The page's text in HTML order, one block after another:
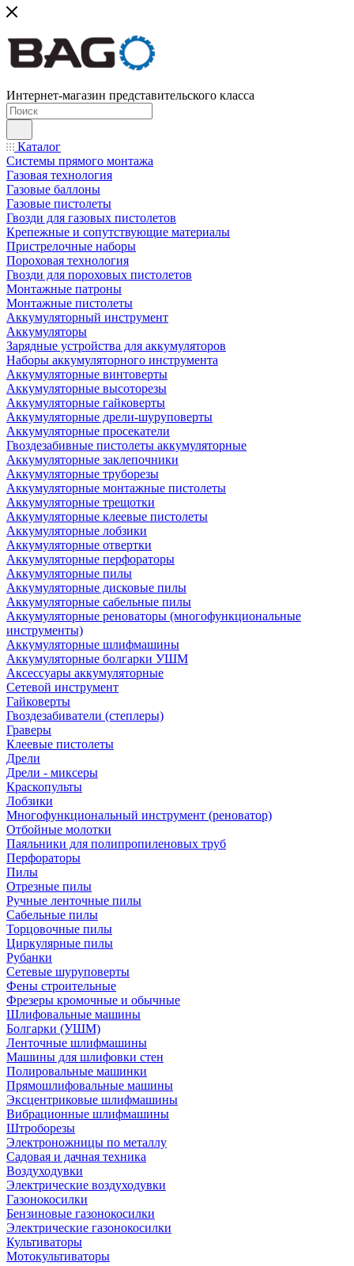
Интернет-магазин представительского класса
Каталог
Системы прямого монтажа
Газовая технология
Газовые баллоны
Газовые пистолеты
Гвозди для газовых пистолетов
Крепежные и сопутствующие материалы
Пристрелочные наборы
Пороховая технология
Гвозди для пороховых пистолетов
Монтажные патроны
Монтажные пистолеты
Аккумуляторный инструмент
Аккумуляторы
Зарядные устройства для аккумуляторов
Наборы аккумуляторного инструмента
Аккумуляторные винтоверты
Аккумуляторные высоторезы
Аккумуляторные гайковерты
Аккумуляторные дрели-шуруповерты
Аккумуляторные просекатели
Гвоздезабивные пистолеты аккумуляторные
Аккумуляторные заклепочники
Аккумуляторные труборезы
Аккумуляторные монтажные пистолеты
Аккумуляторные трещотки
Аккумуляторные клеевые пистолеты
Аккумуляторные лобзики
Аккумуляторные отвертки
Аккумуляторные перфораторы
Аккумуляторные пилы
Аккумуляторные дисковые пилы
Аккумуляторные сабельные пилы
Аккумуляторные реноваторы (многофункциональные
инструменты)
Аккумуляторные шлифмашины
Аккумуляторные болгарки УШМ
Аксессуары аккумуляторные
Сетевой инструмент
Гайковерты
Гвоздезабиватели (степлеры)
Граверы
Клеевые пистолеты
Дрели
Дрели - миксеры
Краскопульты
Лобзики
Многофункциональный инструмент (реноватор)
Отбойные молотки
Паяльники для полипропиленовых труб
Перфораторы
Пилы
Отрезные пилы
Ручные ленточные пилы
Сабельные пилы
Торцовочные пилы
Циркулярные пилы
Рубанки
Сетевые шуруповерты
Фены строительные
Фрезеры кромочные и обычные
Шлифовальные машины
Болгарки (УШМ)
Ленточные шлифмашины
Машины для шлифовки стен
Полировальные машинки
Прямошлифовальные машины
Эксцентриковые шлифмашины
Вибрационные шлифмашины
Штроборезы
Электроножницы по металлу
Садовая и дачная техника
Воздуходувки
Электрические воздуходувки
Газонокосилки
Бензиновые газонокосилки
Электрические газонокосилки
Культиваторы
Мотокультиваторы